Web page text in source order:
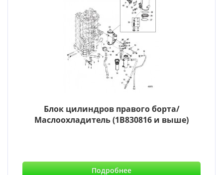
Блок цилиндров правого борта/
Маслоохладитель (1B830816 и выше)
Подробнее